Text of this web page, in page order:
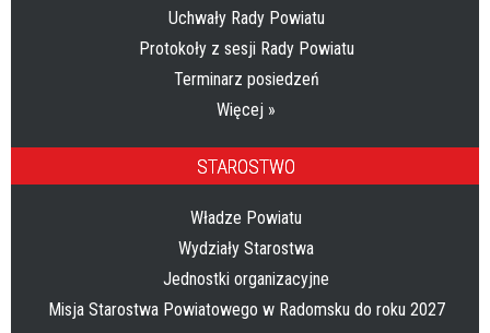
Uchwały Rady Powiatu
Protokoły z sesji Rady Powiatu
Terminarz posiedzeń
Więcej »
STAROSTWO
Władze Powiatu
Wydziały Starostwa
Jednostki organizacyjne
Misja Starostwa Powiatowego w Radomsku do roku 2027